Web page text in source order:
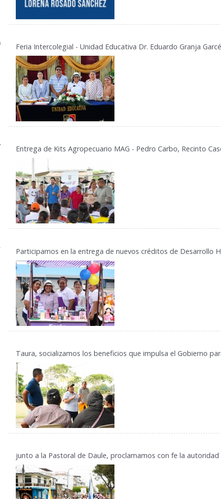
Feria Intercolegial - Unidad Educativa Dr. Eduardo Granja
Entrega de Kits Agropecuario MAG - Pedro Carbo, Recinto
Participamos en la entrega de nuevos créditos de Desarrollo
Taura, socializamos los beneficios que impulsa el Gobierno
junto a la Pastoral de Daule, proclamamos con fe la autoridad